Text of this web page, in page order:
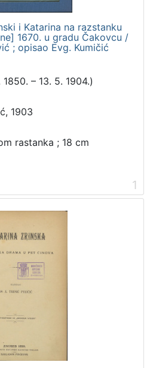
i Katarina na razstanku
1670. u gradu Čakovcu /
; opisao Evg. Kumičić
1850. – 13. 5. 1904.)
1903
rastanka ; 18 cm
1